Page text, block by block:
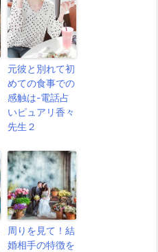
元彼と別れて初
めての食事での
感触は-電話占
いピュアリ香々
先生２
周りを見て！結
婚相手の特徴を